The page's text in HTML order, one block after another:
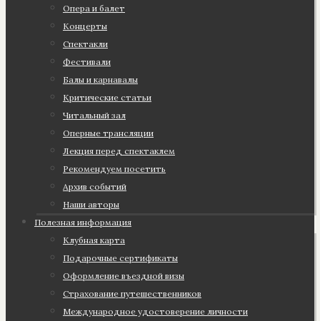
Опера и балет
Концерты
Спектакли
Фестивали
Балы и карнавалы
Критические статьи
Читальный зал
Оперные трансляции
Лекция перед спектаклем
Рекомендуем посетить
Архив событий
Наши авторы
Полезная информация
Клубная карта
Подарочные сертификаты
Оформление въездной визы
Страхование путешественников
Международное удостоверение личности